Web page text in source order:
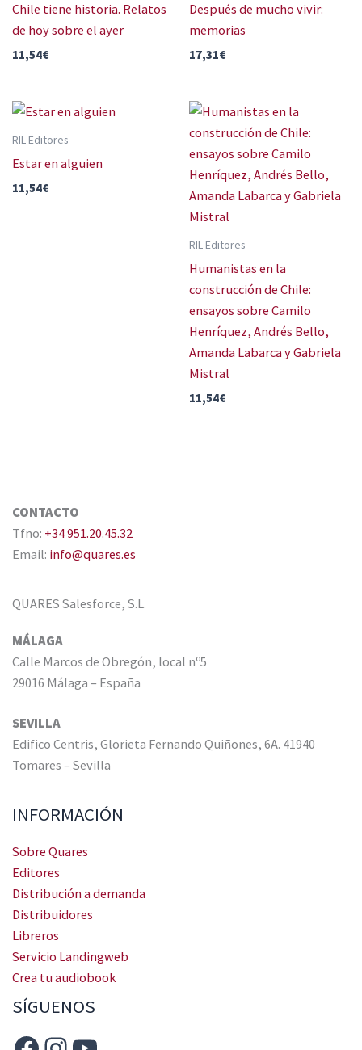
Chile tiene historia. Relatos
de hoy sobre el ayer
11,54€
Después de mucho vivir:
memorias
17,31€
RIL Editores
Estar en alguien
11,54€
RIL Editores
Humanistas en la
construcción de Chile:
ensayos sobre Camilo
Henríquez, Andrés Bello,
Amanda Labarca y Gabriela
Mistral
11,54€
CONTACTO
Tfno: +34 951.20.45.32
Email: info@quares.es
QUARES Salesforce, S.L.
MÁLAGA
Calle Marcos de Obregón, local nº5
29016 Málaga – España
SEVILLA
Edifico Centris, Glorieta Fernando Quiñones, 6A. 41940
Tomares – Sevilla
INFORMACIÓN
Sobre Quares
Editores
Distribución a demanda
Distribuidores
Libreros
Servicio Landingweb
Crea tu audiobook
SÍGUENOS